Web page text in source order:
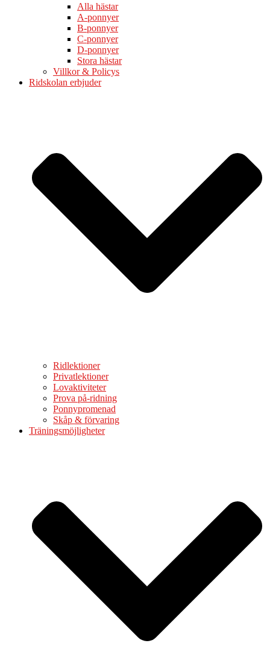
Alla hästar
A-ponnyer
B-ponnyer
C-ponnyer
D-ponnyer
Stora hästar
Villkor & Policys
Ridskolan erbjuder
Ridlektioner
Privatlektioner
Lovaktiviteter
Prova på-ridning
Ponnypromenad
Skåp & förvaring
Träningsmöjligheter